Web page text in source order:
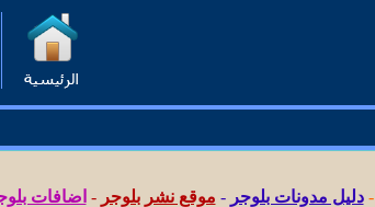
-دليل مدونات بلوجر - موقع نشر بلوجر - اضافات